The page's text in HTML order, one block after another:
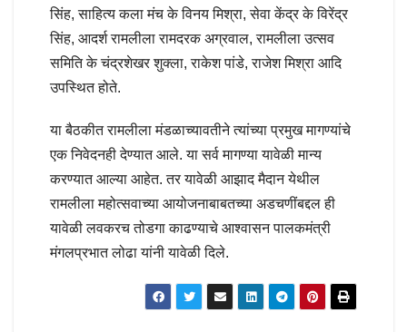
सिंह, साहित्य कला मंच के विनय मिश्रा, सेवा केंद्र के विरेंद्र
सिंह, आदर्श रामलीला रामदरक अग्रवाल, रामलीला उत्सव
समिति के चंद्रशेखर शुक्ला, राकेश पांडे, राजेश मिश्रा आदि
उपस्थित होते.
या बैठकीत रामलीला मंडळाच्यावतीने त्यांच्या प्रमुख मागण्यांचे
एक निवेदनही देण्यात आले. या सर्व मागण्या यावेळी मान्य
करण्यात आल्या आहेत. तर यावेळी आझाद मैदान येथील
रामलीला महोत्सवाच्या आयोजनाबाबतच्या अडचणींबद्दल ही
यावेळी लवकरच तोडगा काढण्याचे आश्वासन पालकमंत्री
मंगलप्रभात लोढा यांनी यावेळी दिले.